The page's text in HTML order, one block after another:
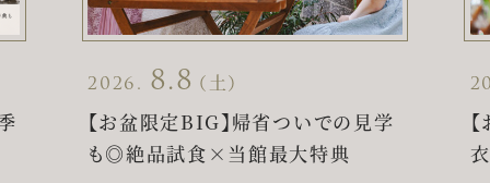
2026. 8.9 （日）
【お盆SPECIAL】全館開放×最新
衣装見学×当館最大特典フェア
3